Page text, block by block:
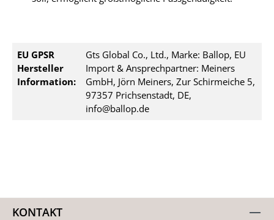
EU GPSR
Hersteller
Information:
Gts Global Co., Ltd., Marke: Ballop, EU
Import & Ansprechpartner: Meiners
GmbH, Jörn Meiners, Zur Schirmeiche 5,
97357 Prichsenstadt, DE,
info@ballop.de
KONTAKT